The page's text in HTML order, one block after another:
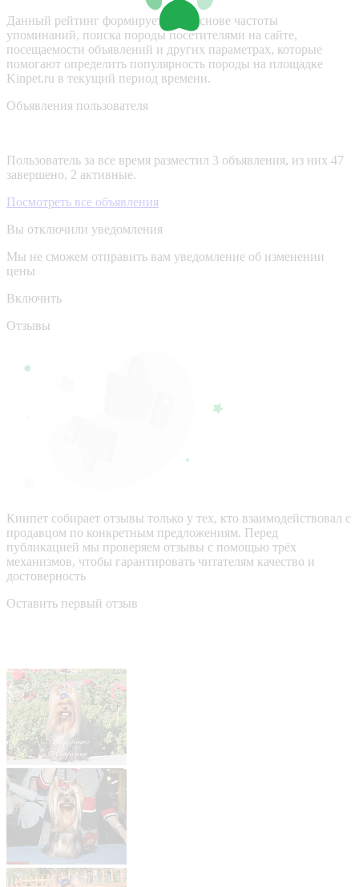
Данный рейтинг формируется на основе частоты
упоминаний, поиска породы посетителями на сайте,
посещаемости объявлений и других параметрах, которые
помогают определить популярность породы на площадке
Kinpet.ru в текущий период времени.
Объявления пользователя
Пользователь за все время разместил 3 объявления, из них 47
завершено, 2 активные.
Посмотреть все объявления
Вы отключили уведомления
Мы не сможем отправить вам уведомление об изменении
цены
Включить
Отзывы
Кинпет собирает отзывы только у тех, кто взаимодействовал с
продавцом по конкретным предложениям. Перед
публикацией мы проверяем отзывы с помощью трёх
механизмов, чтобы гарантировать читателям качество и
достоверность
Оставить первый отзыв